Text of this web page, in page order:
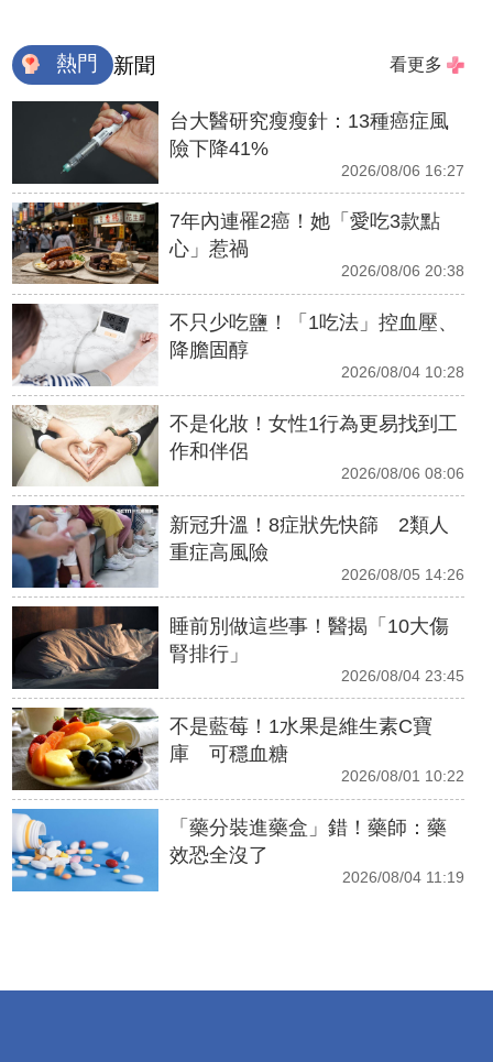
熱門 新聞 看更多
台大醫研究瘦瘦針：13種癌症風
險下降41%
2026/08/06 16:27
7年內連罹2癌！她「愛吃3款點
心」惹禍
2026/08/06 20:38
不只少吃鹽！「1吃法」控血壓、
降膽固醇
2026/08/04 10:28
不是化妝！女性1行為更易找到工
作和伴侶
2026/08/06 08:06
新冠升溫！8症狀先快篩 2類人
重症高風險
2026/08/05 14:26
睡前別做這些事！醫揭「10大傷
腎排行」
2026/08/04 23:45
不是藍莓！1水果是維生素C寶
庫 可穩血糖
2026/08/01 10:22
「藥分裝進藥盒」錯！藥師：藥
效恐全沒了
2026/08/04 11:19